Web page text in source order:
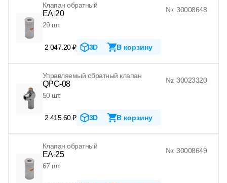
Клапан обратный
EA-20
№: 30008648
29 шт.
2 047.20 ₽ 3D В корзину
Управляемый обратный клапан
QPC-08
№: 30023320
50 шт.
2 415.60 ₽ 3D В корзину
Клапан обратный
EA-25
№: 30008649
67 шт.